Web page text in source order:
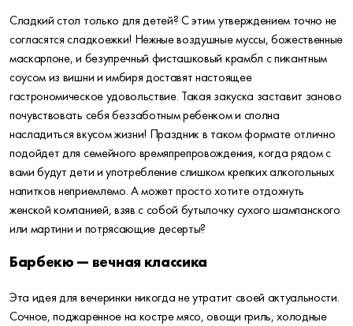
Сладкий стол только для детей? С этим утверждением точно не
согласятся сладкоежки! Нежные воздушные муссы, божественные
маскарпоне, и безупречный фисташковый крамбл с пикантным
соусом из вишни и имбиря доставят настоящее
гастрономическое удовольствие. Такая закуска заставит заново
почувствовать себя беззаботным ребенком и сполна
насладиться вкусом жизни! Праздник в таком формате отлично
подойдет для семейного времяпрепровождения, когда рядом с
вами будут дети и употребление слишком крепких алкогольных
напитков неприемлемо. А может просто хотите отдохнуть
женской компанией, взяв с собой бутылочку сухого шампанского
или мартини и потрясающие десерты?
Барбекю — вечная классика
Эта идея для вечеринки никогда не утратит своей актуальности.
Сочное, поджаренное на костре мясо, овощи гриль, холодные